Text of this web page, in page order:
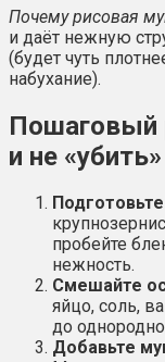
Почему рисовая
и даёт нежную
(будет чуть
набухание).
Пошаговый
и не
пробейте
нежность.
Смешайте
яйцо, соль,
до
Добавьте